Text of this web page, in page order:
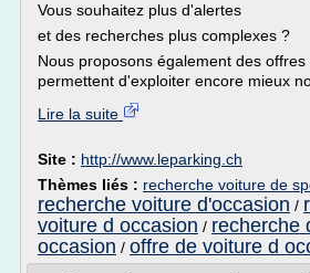
Vous souhaitez plus d'alertes
et des recherches plus complexes ?
Nous proposons également des
permettent d'exploiter encore mieux
Lire la suite
Site : http://www.leparking.ch
Thèmes liés : recherche voiture de
recherche voiture d'occasion /
voiture d occasion / recherche
occasion / offre de voiture d